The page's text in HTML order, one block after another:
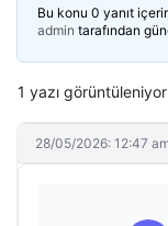
Bu konu 0 yanıt
admin tarafından
1 yazı
28/05/2026: 12:47